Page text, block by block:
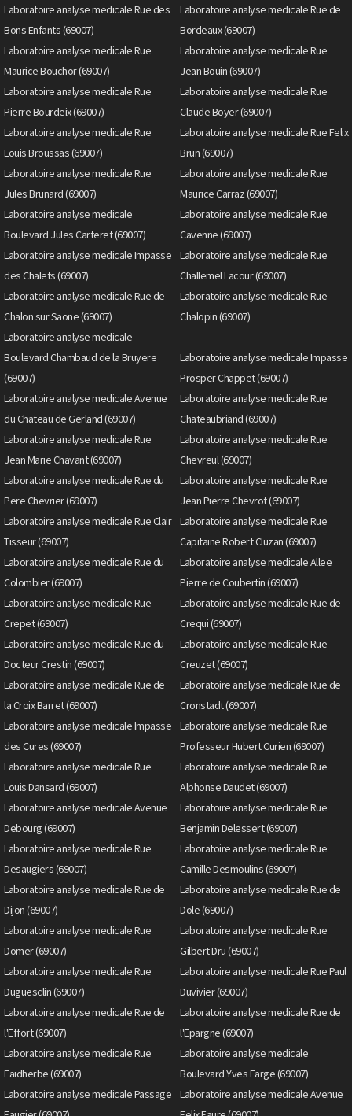
Laboratoire analyse medicale Rue des
Bons Enfants (69007)
Laboratoire analyse medicale Rue de
Bordeaux (69007)
Laboratoire analyse medicale Rue
Maurice Bouchor (69007)
Laboratoire analyse medicale Rue
Jean Bouin (69007)
Laboratoire analyse medicale Rue
Pierre Bourdeix (69007)
Laboratoire analyse medicale Rue
Claude Boyer (69007)
Laboratoire analyse medicale Rue
Louis Broussas (69007)
Laboratoire analyse medicale Rue Felix
Brun (69007)
Laboratoire analyse medicale Rue
Jules Brunard (69007)
Laboratoire analyse medicale Rue
Maurice Carraz (69007)
Laboratoire analyse medicale
Boulevard Jules Carteret (69007)
Laboratoire analyse medicale Rue
Cavenne (69007)
Laboratoire analyse medicale Impasse
des Chalets (69007)
Laboratoire analyse medicale Rue
Challemel Lacour (69007)
Laboratoire analyse medicale Rue de
Chalon sur Saone (69007)
Laboratoire analyse medicale Rue
Chalopin (69007)
Laboratoire analyse medicale
Boulevard Chambaud de la Bruyere
(69007)
Laboratoire analyse medicale Impasse
Prosper Chappet (69007)
Laboratoire analyse medicale Avenue
du Chateau de Gerland (69007)
Laboratoire analyse medicale Rue
Chateaubriand (69007)
Laboratoire analyse medicale Rue
Jean Marie Chavant (69007)
Laboratoire analyse medicale Rue
Chevreul (69007)
Laboratoire analyse medicale Rue du
Pere Chevrier (69007)
Laboratoire analyse medicale Rue
Jean Pierre Chevrot (69007)
Laboratoire analyse medicale Rue Clair
Tisseur (69007)
Laboratoire analyse medicale Rue
Capitaine Robert Cluzan (69007)
Laboratoire analyse medicale Rue du
Colombier (69007)
Laboratoire analyse medicale Allee
Pierre de Coubertin (69007)
Laboratoire analyse medicale Rue
Crepet (69007)
Laboratoire analyse medicale Rue de
Crequi (69007)
Laboratoire analyse medicale Rue du
Docteur Crestin (69007)
Laboratoire analyse medicale Rue
Creuzet (69007)
Laboratoire analyse medicale Rue de
la Croix Barret (69007)
Laboratoire analyse medicale Rue de
Cronstadt (69007)
Laboratoire analyse medicale Impasse
des Cures (69007)
Laboratoire analyse medicale Rue
Professeur Hubert Curien (69007)
Laboratoire analyse medicale Rue
Louis Dansard (69007)
Laboratoire analyse medicale Rue
Alphonse Daudet (69007)
Laboratoire analyse medicale Avenue
Debourg (69007)
Laboratoire analyse medicale Rue
Benjamin Delessert (69007)
Laboratoire analyse medicale Rue
Desaugiers (69007)
Laboratoire analyse medicale Rue
Camille Desmoulins (69007)
Laboratoire analyse medicale Rue de
Dijon (69007)
Laboratoire analyse medicale Rue de
Dole (69007)
Laboratoire analyse medicale Rue
Domer (69007)
Laboratoire analyse medicale Rue
Gilbert Dru (69007)
Laboratoire analyse medicale Rue
Duguesclin (69007)
Laboratoire analyse medicale Rue Paul
Duvivier (69007)
Laboratoire analyse medicale Rue de
l'Effort (69007)
Laboratoire analyse medicale Rue de
l'Epargne (69007)
Laboratoire analyse medicale Rue
Faidherbe (69007)
Laboratoire analyse medicale
Boulevard Yves Farge (69007)
Laboratoire analyse medicale Passage
Laboratoire analyse medicale Avenue